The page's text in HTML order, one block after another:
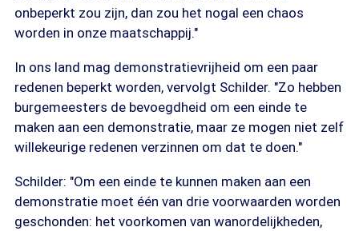
onbeperkt zou zijn, dan zou het nogal een chaos
worden in onze maatschappij."
In ons land mag demonstratievrijheid om een paar
redenen beperkt worden, vervolgt Schilder. "Zo hebben
burgemeesters de bevoegdheid om een einde te
maken aan een demonstratie, maar ze mogen niet zelf
willekeurige redenen verzinnen om dat te doen."
Schilder: "Om een einde te kunnen maken aan een
demonstratie moet één van drie voorwaarden worden
geschonden: het voorkomen van wanordelijkheden,